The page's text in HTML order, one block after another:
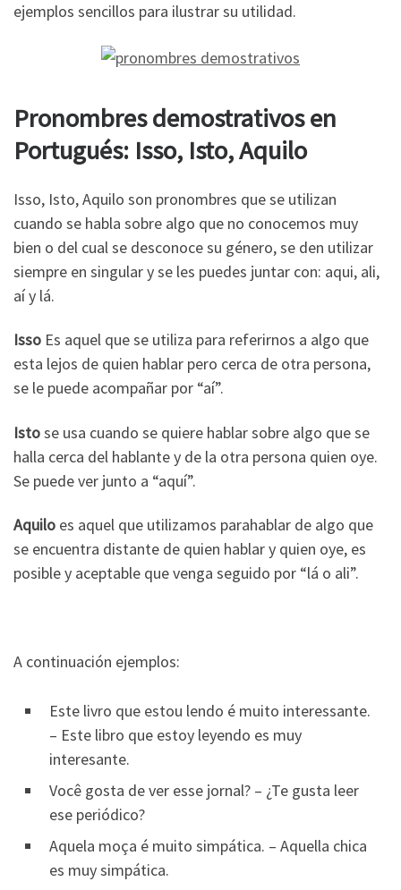
ejemplos sencillos para ilustrar su utilidad.
Pronombres demostrativos en
Portugués: Isso, Isto, Aquilo
Isso, Isto, Aquilo son pronombres que se utilizan
cuando se habla sobre algo que no conocemos muy
bien o del cual se desconoce su género, se den utilizar
siempre en singular y se les puedes juntar con: aqui, ali,
aí y lá.
Isso Es aquel que se utiliza para referirnos a algo que
esta lejos de quien hablar pero cerca de otra persona,
se le puede acompañar por “aí”.
Istose usa cuando se quiere hablar sobre algo que se
halla cerca del hablante y de la otra persona quien oye.
Se puede ver junto a “aquí”.
Aquilo es aquel que utilizamos parahablar de algo que
se encuentra distante de quien hablar y quien oye, es
posible y aceptable que venga seguido por “lá o ali”.
A continuación ejemplos:
Este livro que estou lendo é muito interessante.
– Este libro que estoy leyendo es muy
interesante.
Você gosta de ver esse jornal? – ¿Te gusta leer
ese periódico?
Aquela moça é muito simpática. – Aquella chica
es muy simpática.